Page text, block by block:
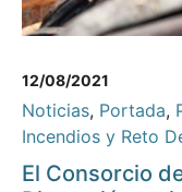
12/08/2021
Noticias, Portada,
Incendios y Reto
El Consorcio